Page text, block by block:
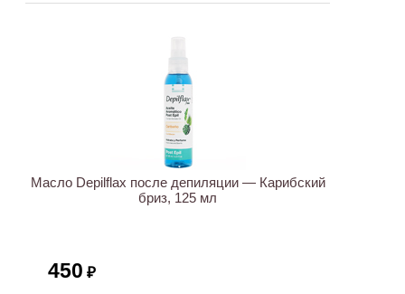
Масло Depilflax после депиляции — Карибский
бриз, 125 мл
450 ₽